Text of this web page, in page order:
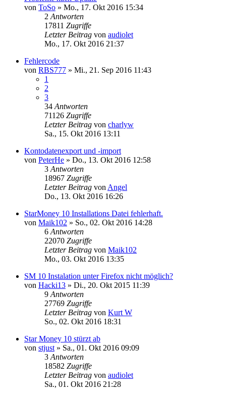
von ToSo » Mo., 17. Okt 2016 15:34
2 Antworten
17811 Zugriffe
Letzter Beitrag von audiolet
Mo., 17. Okt 2016 21:37
Fehlercode
von RBS777 » Mi., 21. Sep 2016 11:43
1
2
3
34 Antworten
71126 Zugriffe
Letzter Beitrag von charlyw
Sa., 15. Okt 2016 13:11
Kontodatenexport und -import
von PeterHe » Do., 13. Okt 2016 12:58
3 Antworten
18967 Zugriffe
Letzter Beitrag von Angel
Do., 13. Okt 2016 16:26
StarMoney 10 Installations Datei fehlerhaft.
von Maik102 » So., 02. Okt 2016 14:28
6 Antworten
22070 Zugriffe
Letzter Beitrag von Maik102
Mo., 03. Okt 2016 13:35
SM 10 Instalation unter Firefox nicht möglich?
von Hacki13 » Di., 20. Okt 2015 11:39
9 Antworten
27769 Zugriffe
Letzter Beitrag von Kurt W
So., 02. Okt 2016 18:31
Star Money 10 stürzt ab
von stjust » Sa., 01. Okt 2016 09:09
3 Antworten
18582 Zugriffe
Letzter Beitrag von audiolet
Sa., 01. Okt 2016 21:28